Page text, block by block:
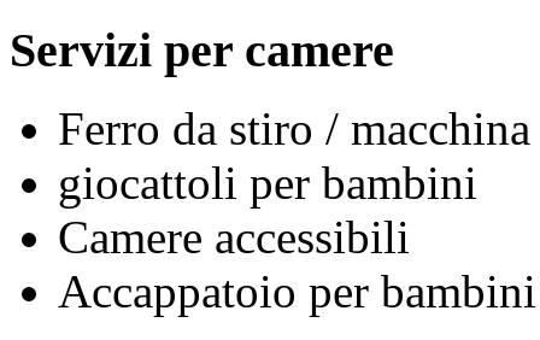
Servizi per camere
Ferro da stiro /
giocattoli per bambini
Camere accessibili
Accappatoio per bambini